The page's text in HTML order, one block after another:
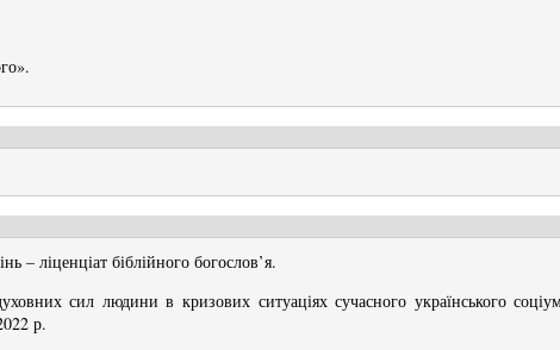
– ліценціат біблійного богослов’я.
сил людини в кризових ситуаціях сучасного українського
р.